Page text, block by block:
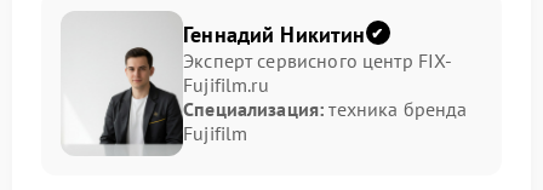
контактных элементов.
Какие признаки требуют
внимания
После контакта с влагой меняется отклик кольца
Геннадий Никитин
Эксперт сервисного центр FIX-
Fujifilm.ru
Специализация: техника бренда
Fujifilm